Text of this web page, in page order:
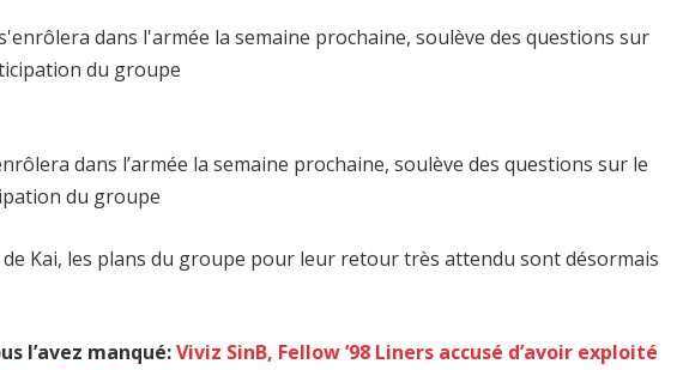
dans l’armée la semaine prochaine, soulève des questions sur le
du groupe
de Kai, les plans du groupe pour leur retour très attendu sont désormais
l’avez manqué:Viviz SinB, Fellow ’98 Liners accusé d’avoir exploité